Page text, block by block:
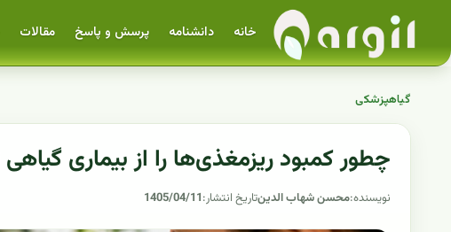
خانه دانشنامه پرسش و پاسخ مقالات
گیاهپزشکی
چطور کمبود ریزمغذی‌ها را از بیماری
نویسنده:محسن شهاب الدینتاریخ انتشار:1405/04/11